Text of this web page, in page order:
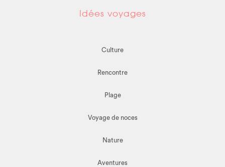
Idées voyages
Culture
Rencontre
Plage
Voyage de noces
Nature
Aventures